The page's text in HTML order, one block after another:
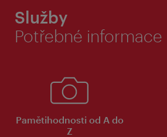
Služby
Potřebné informace
Pamětihodnosti od A do
Z